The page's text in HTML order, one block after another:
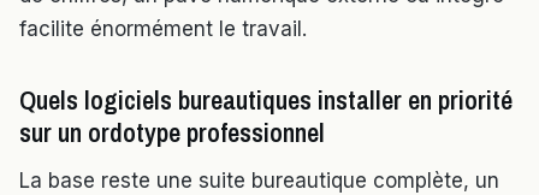
facilite énormément le travail.
Quels logiciels bureautiques installer en priorité
sur un ordotype professionnel
La base reste une suite bureautique complète, un